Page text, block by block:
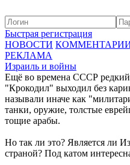
Быстрая регистрация
НОВОСТИ
РЕКЛАМА
Израиль и войны
Ещё во времена СССР редкий
"Крокодил" выходил без
называли иначе как
танки, оружие, толстые
тощие арабы.
Но так ли это? Является ли
страной? Под катом